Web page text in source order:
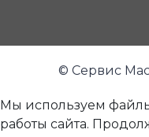
© Сервис
Мы используем
работы сайта.